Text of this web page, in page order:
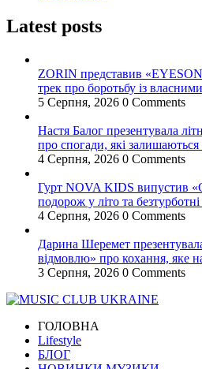
Latest posts
ZORIN представив
трек про боротьбу із
5 Серпня, 2026 0 Comments
Настя Балог презентувала
про спогади, які
4 Серпня, 2026 0 Comments
Гурт NOVA KIDS випустив
подорож у літо та безтурботні
4 Серпня, 2026 0 Comments
Дарина Шеремет
відмовлю» про кохання, яке
3 Серпня, 2026 0 Comments
ГОЛОВНА
Lifestyle
БЛОГ